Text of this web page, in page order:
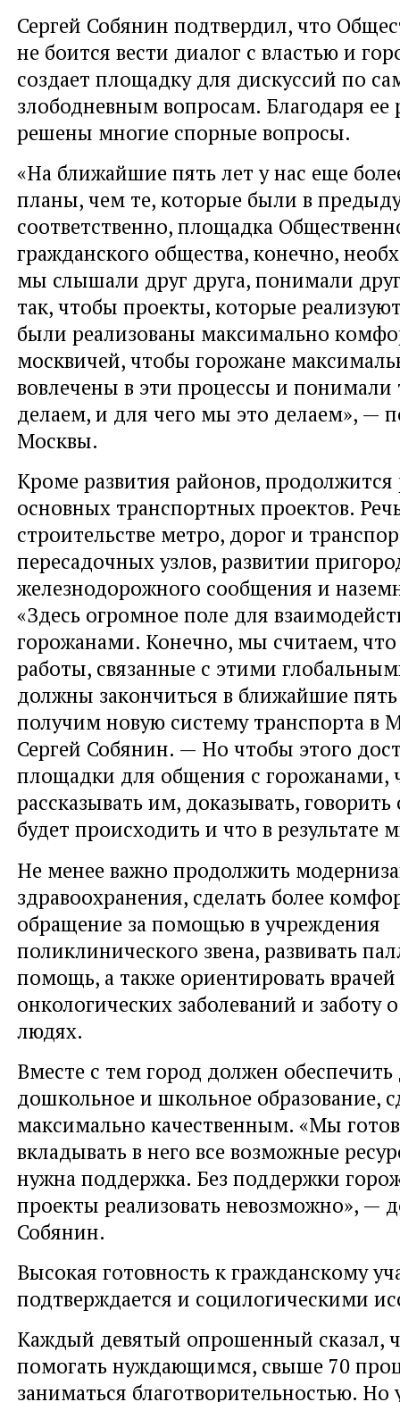
Сергей Собянин подтвердил, что
не боится вести диалог с властью и
создает площадку для дискуссий по
злободневным вопросам. Благодаря ее
решены многие спорные вопросы.
«На ближайшие пять лет у нас еще
планы, чем те, которые были в
соответственно, площадка
гражданского общества, конечно,
мы слышали друг друга, понимали
так, чтобы проекты, которые
были реализованы максимально
москвичей, чтобы горожане
вовлечены в эти процессы и
делаем, и для чего мы это делаем», —
Москвы.
Кроме развития районов, продолжится
основных транспортных проектов.
строительстве метро, дорог и
пересадочных узлов, развитии
железнодорожного сообщения и
«Здесь огромное поле для
горожанами. Конечно, мы считаем, что
работы, связанные с этими
должны закончиться в ближайшие
получим новую систему транспорта в
Сергей Собянин. — Но чтобы этого
площадки для общения с горожанами,
рассказывать им, доказывать,
будет происходить и что в результате
Не менее важно продолжить
здравоохранения, сделать более
обращение за помощью в учреждения
поликлинического звена, развивать
помощь, а также ориентировать
онкологических заболеваний и заботу
людях.
Вместе с тем город должен обеспечить
дошкольное и школьное образование,
максимально качественным. «Мы
вкладывать в него все возможные
нужна поддержка. Без поддержки
проекты реализовать невозможно», —
Собянин.
Высокая готовность к гражданскому
подтверждается и социлогическими
Каждый девятый опрошенный сказал,
помогать нуждающимся, свыше 70
заниматься благотворительностью. Но